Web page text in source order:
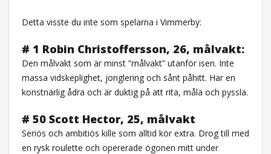
Detta visste du inte som spelarna i Vimmerby:
# 1 Robin Christoffersson, 26, målvakt:
Den målvakt som är minst ”målvakt” utanför isen. Inte
massa vidskeplighet, jonglering och sånt påhitt. Har en
konstnärlig ådra och är duktig på att rita, måla och pyssla.
# 50 Scott Hector, 25, målvakt
Seriös och ambitiös kille som alltid kör extra. Drog till med
en rysk roulette och opererade ögonen mitt under